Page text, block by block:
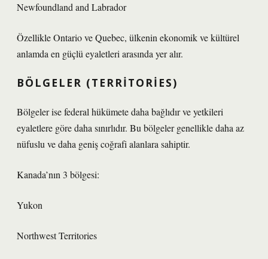
Newfoundland and Labrador
Özellikle Ontario ve Quebec, ülkenin ekonomik ve kültürel
anlamda en güçlü eyaletleri arasında yer alır.
BÖLGELER (TERRITORIES)
Bölgeler ise federal hükümete daha bağlıdır ve yetkileri
eyaletlere göre daha sınırlıdır. Bu bölgeler genellikle daha az
nüfuslu ve daha geniş coğrafi alanlara sahiptir.
Kanada’nın 3 bölgesi:
Yukon
Northwest Territories